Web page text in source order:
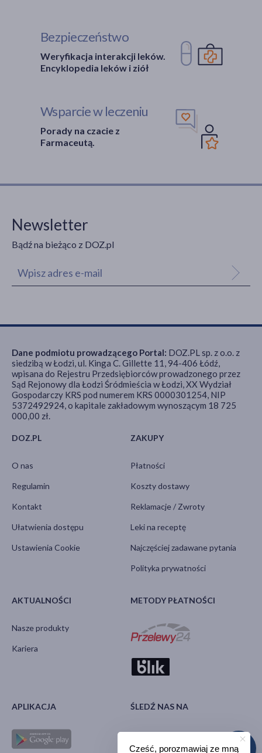
Bezpieczeństwo
Weryfikacja interakcji leków.
Encyklopedia leków i ziół
Wsparcie w leczeniu
Porady na czacie z
Farmaceutą.
Newsletter
Bądź na bieżąco z DOZ.pl
DOZ.PL
O nas
Regulamin
Kontakt
Ułatwienia dostępu
Ustawienia Cookie
ZAKUPY
Płatności
Koszty dostawy
Reklamacje / Zwroty
Leki na receptę
Najczęściej zadawane pytania
Polityka prywatności
AKTUALNOŚCI
Nasze produkty
Kariera
METODY PŁATNOŚCI
APLIKACJA ŚLEDŹ NAS NA
Dane podmiotu prowadzącego Portal: DOZ.PL sp. z o.o. z
siedzibą w Łodzi, ul. Kinga C. Gillette 11, 94-406 Łódź,
wpisana do Rejestru Przedsiębiorców prowadzonego przez
Sąd Rejonowy dla Łodzi Śródmieścia w Łodzi, XX Wydział
Gospodarczy KRS pod numerem KRS 0000301254, NIP
5372492924, o kapitale zakładowym wynoszącym 18 725
000,00 zł.
Cześć, porozmawiaj ze mną